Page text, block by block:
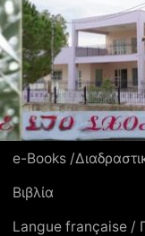
e-Books /
Βιβλία
Langue française /